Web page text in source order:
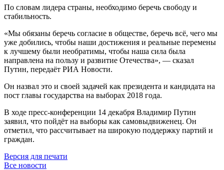
По словам лидера страны, необходимо беречь свободу и
стабильность.
«Мы обязаны беречь согласие в обществе, беречь всё, чего мы
уже добились, чтобы наши достижения и реальные перемены
к лучшему были необратимы, чтобы наша сила была
направлена на пользу и развитие Отечества», — сказал
Путин, передаёт РИА Новости.
Он назвал это и своей задачей как президента и кандидата на
пост главы государства на выборах 2018 года.
В ходе пресс-конференции 14 декабря Владимир Путин
заявил, что пойдёт на выборы как самовыдвиженец. Он
отметил, что рассчитывает на широкую поддержку партий и
граждан.
Версия для печати
Все новости